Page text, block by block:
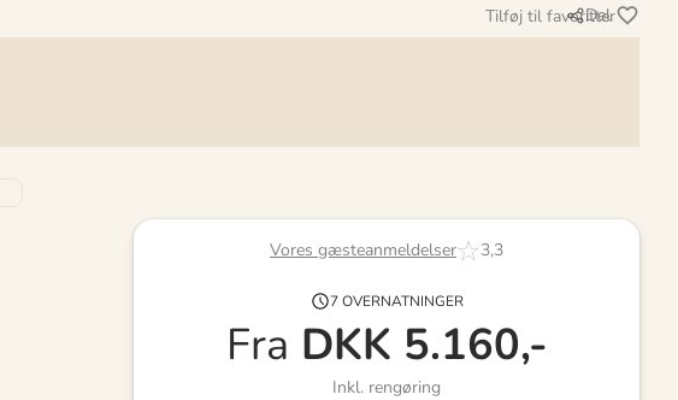
Tilføj til favoritter
Del
Vores gæsteanmeldelser 3,3
7 OVERNATNINGER
Fra DKK 5.160,-
Inkl. rengøring